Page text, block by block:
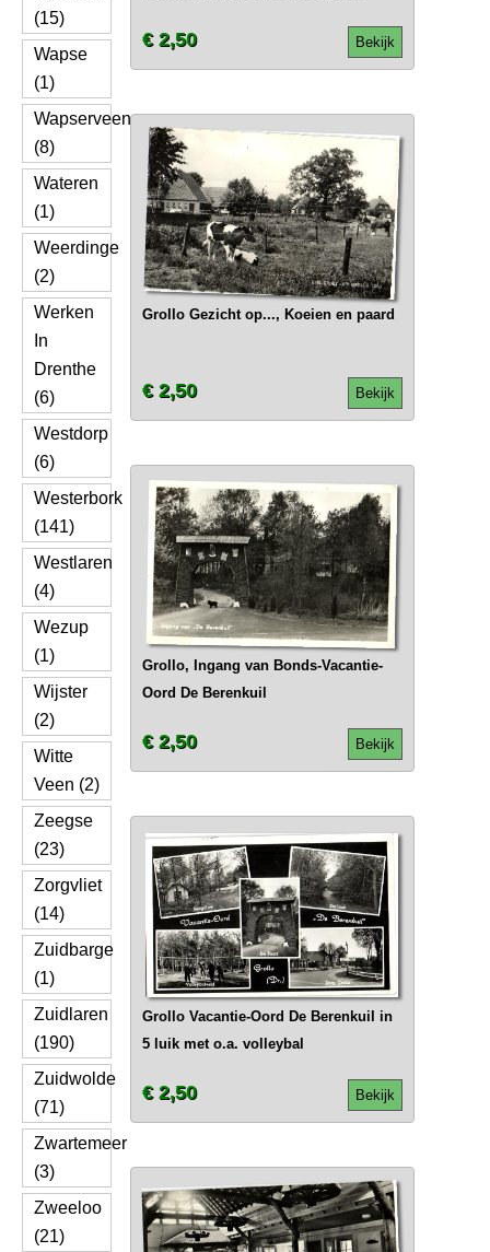
(15)
Wapse
(1)
Wapserveen
(8)
Wateren
(1)
Weerdinge
(2)
Werken
In
Drenthe
(6)
Westdorp
(6)
Westerbork
(141)
Westlaren
(4)
Wezup
(1)
Wijster
(2)
Witte
Veen (2)
Zeegse
(23)
Zorgvliet
(14)
Zuidbarge
(1)
Zuidlaren
(190)
Zuidwolde
(71)
Zwartemeer
(3)
Zweeloo
(21)
Bekijk
€ 2,50
Grollo Gezicht op..., Koeien en paard
Bekijk
€ 2,50
Grollo, Ingang van Bonds-Vacantie-
Oord De Berenkuil
Bekijk
€ 2,50
Grollo Vacantie-Oord De Berenkuil in
5 luik met o.a. volleybal
Bekijk
€ 2,50